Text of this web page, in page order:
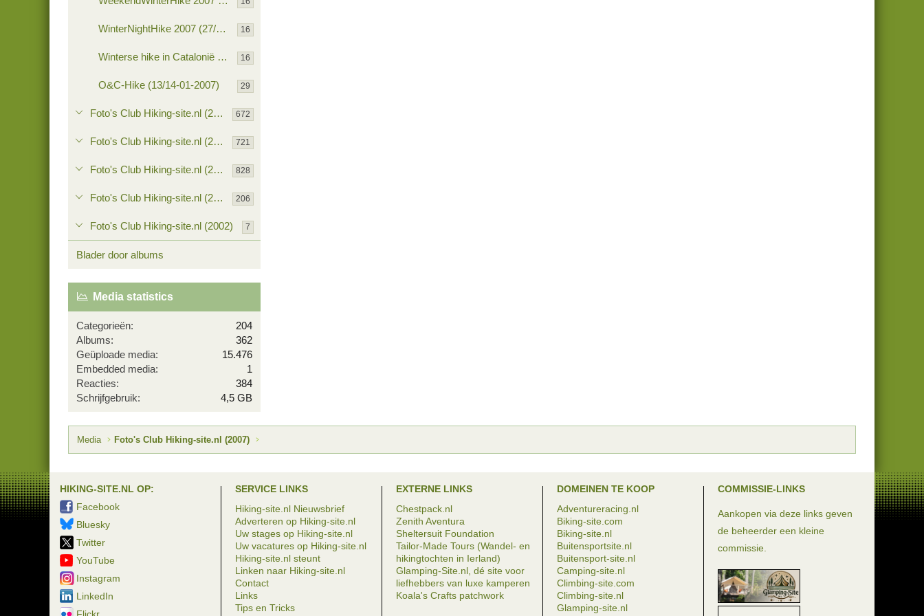
WinterNightHike 2007 (27/28-01-2007) 16
Winterse hike in Catalonië (19/21-01-2007) 16
O&C-Hike (13/14-01-2007) 29
Foto's Club Hiking-site.nl (2006) 672
Foto's Club Hiking-site.nl (2005) 721
Foto's Club Hiking-site.nl (2004) 828
Foto's Club Hiking-site.nl (2003) 206
Foto's Club Hiking-site.nl (2002) 7
Blader door albums
Media statistics
Categorieën
204
Albums
362
Geüploade media
15.476
Embedded media
1
Reacties
384
Schrijfgebruik
4,5 GB
Media Foto's Club Hiking-site.nl (2007)
HIKING-SITE.NL OP:
Facebook
Bluesky
Twitter
YouTube
Instagram
LinkedIn
SERVICE LINKS
Hiking-site.nl Nieuwsbrief
Adverteren op Hiking-site.nl
Uw stages op Hiking-site.nl
Uw vacatures op Hiking-site.nl
Hiking-site.nl steunt
Linken naar Hiking-site.nl
Contact
Links
Tips en Tricks
EXTERNE LINKS
Chestpack.nl
Zenith Aventura
Sheltersuit Foundation
Tailor-Made Tours (Wandel- en
hikingtochten in Ierland)
Glamping-Site.nl, dé site voor
liefhebbers van luxe kamperen
Koala's Crafts patchwork
DOMEINEN TE KOOP
Adventureracing.nl
Biking-site.com
Biking-site.nl
Buitensportsite.nl
Buitensport-site.nl
Camping-site.nl
Climbing-site.com
Climbing-site.nl
Glamping-site.nl
COMMISSIE-LINKS
Aankopen via deze links geven
de beheerder een kleine
commissie.